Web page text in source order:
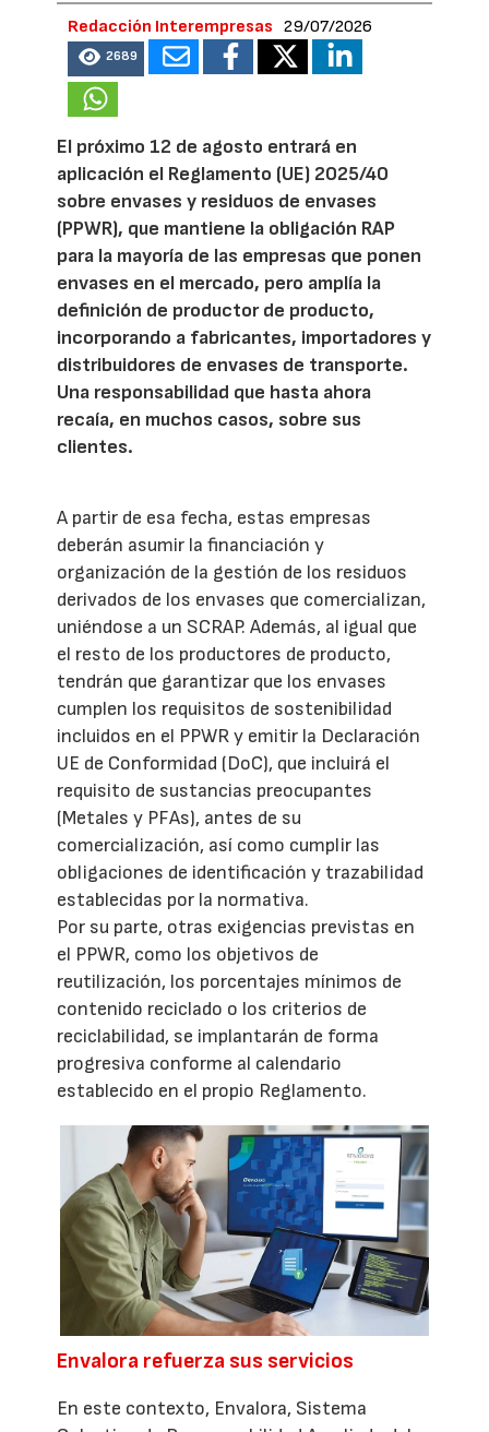
Redacción Interempresas 29/07/2026
2689
El próximo 12 de agosto entrará en
aplicación el Reglamento (UE) 2025/40
sobre envases y residuos de envases
(PPWR), que mantiene la obligación RAP
para la mayoría de las empresas que ponen
envases en el mercado, pero amplía la
definición de productor de producto,
incorporando a fabricantes, importadores y
distribuidores de envases de transporte.
Una responsabilidad que hasta ahora
recaía, en muchos casos, sobre sus
clientes.
A partir de esa fecha, estas empresas
deberán asumir la financiación y
organización de la gestión de los residuos
derivados de los envases que comercializan,
uniéndose a un SCRAP. Además, al igual que
el resto de los productores de producto,
tendrán que garantizar que los envases
cumplen los requisitos de sostenibilidad
incluidos en el PPWR y emitir la Declaración
UE de Conformidad (DoC), que incluirá el
requisito de sustancias preocupantes
(Metales y PFAs), antes de su
comercialización, así como cumplir las
obligaciones de identificación y trazabilidad
establecidas por la normativa.
Por su parte, otras exigencias previstas en
el PPWR, como los objetivos de
reutilización, los porcentajes mínimos de
contenido reciclado o los criterios de
reciclabilidad, se implantarán de forma
progresiva conforme al calendario
establecido en el propio Reglamento.
Envalora refuerza sus servicios
En este contexto, Envalora, Sistema